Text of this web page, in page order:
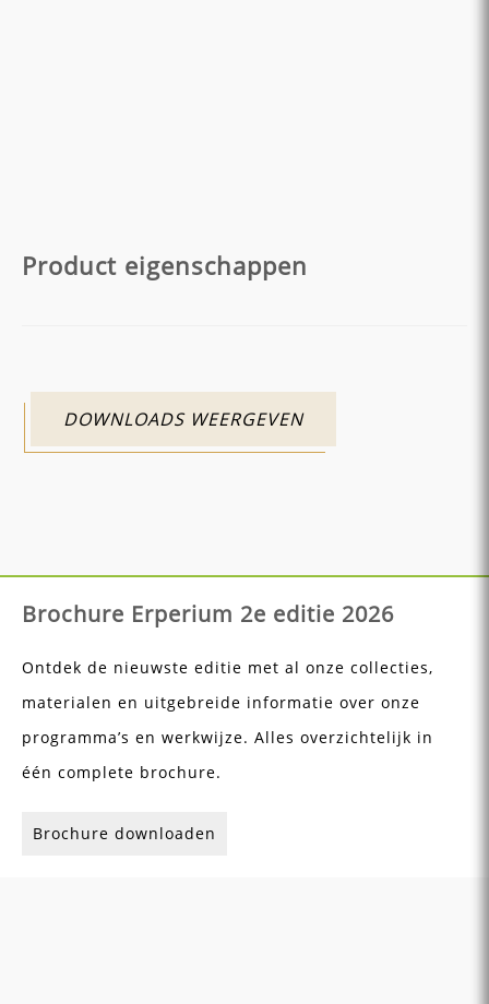
Product eigenschappen
DOWNLOADS WEERGEVEN
Brochure Erperium 2e editie 2026
Ontdek de nieuwste editie met al onze collecties,
materialen en uitgebreide informatie over onze
programma’s en werkwijze. Alles overzichtelijk in
één complete brochure.
Brochure downloaden